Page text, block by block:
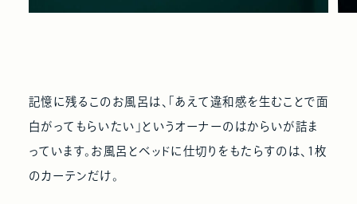
記憶に残るこのお風呂は、「あえて違和感を生むことで面
白がってもらいたい」というオーナーのはからいが詰ま
っています。お風呂とベッドに仕切りをもたらすのは、1枚
のカーテンだけ。